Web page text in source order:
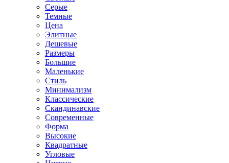
Серые
Темные
Цена
Элитные
Дешевые
Размеры
Большие
Маленькие
Стиль
Минимализм
Классические
Скандинавские
Современные
Форма
Высокие
Квадратные
Угловые